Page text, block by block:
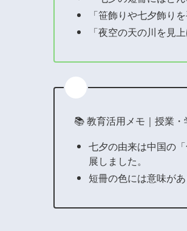
「笹飾りや七夕飾り
「夜空の天の川を見
📚 教育活用メモ｜授業・
七夕の由来は中国の
展しました。
短冊の色には意味が